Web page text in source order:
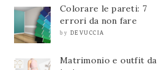
Colorare le pareti: 7
errori da non fare
by DEVUCCIA
Matrimonio e outfit da